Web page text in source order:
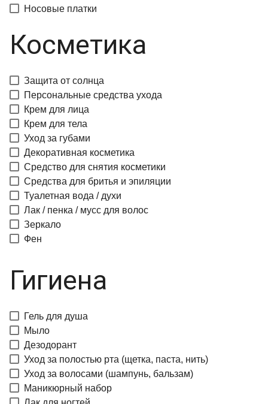
Носовые платки
Косметика
Защита от солнца
Персональные средства ухода
Крем для лица
Крем для тела
Уход за губами
Декоративная косметика
Средство для снятия косметики
Средства для бритья и эпиляции
Туалетная вода / духи
Лак / пенка / мусс для волос
Зеркало
Фен
Гигиена
Гель для душа
Мыло
Дезодорант
Уход за полостью рта (щетка, паста, нить)
Уход за волосами (шампунь, бальзам)
Маникюрный набор